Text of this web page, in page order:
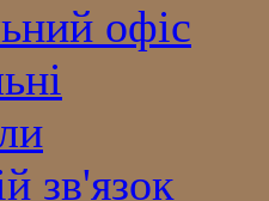
офіс
зв'язок